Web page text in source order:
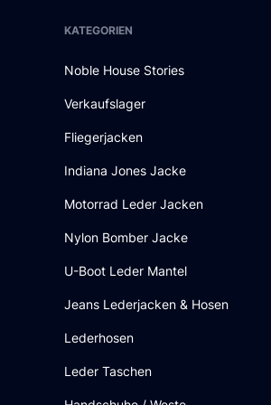
KATEGORIEN
Noble House Stories
Verkaufslager
Fliegerjacken
Indiana Jones Jacke
Motorrad Leder Jacken
Nylon Bomber Jacke
U-Boot Leder Mantel
Jeans Lederjacken & Hosen
Lederhosen
Leder Taschen